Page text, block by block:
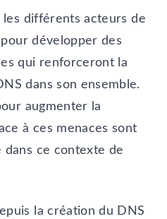
les différents acteurs de
développer des
qui renforceront la
dans son ensemble.
augmenter la
à ces menaces sont
dans ce contexte de
la création du DNS